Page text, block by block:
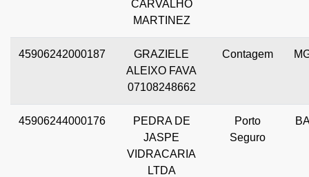
CARVALHO
MARTINEZ
45906242000187
GRAZIELE
ALEIXO FAVA
07108248662
Contagem
45906244000176
PEDRA DE
JASPE
VIDRACARIA
LTDA
Porto
Seguro